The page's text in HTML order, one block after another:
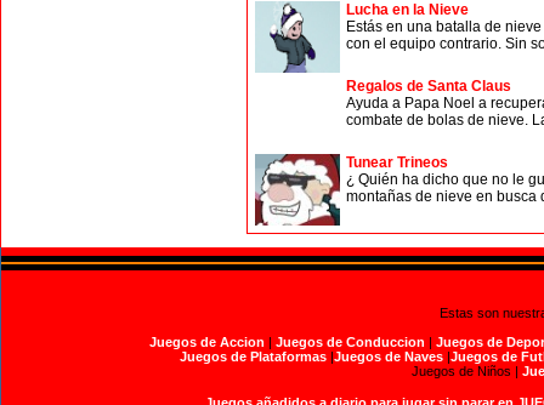
Lucha en la Nieve
Estás en una batalla de
con el equipo contrario. Sin
Regalos de Santa Claus
Ayuda a Papa Noel a
combate de bolas de nieve.
Tunear Trineos
¿ Quién ha dicho que no le
montañas de nieve en busca
Estas son
Juegos de Accion | Juegos de Conduccion | Juegos de
Juegos de Plataformas|Juegos de Naves|Juegos de
Juegos de Niños |